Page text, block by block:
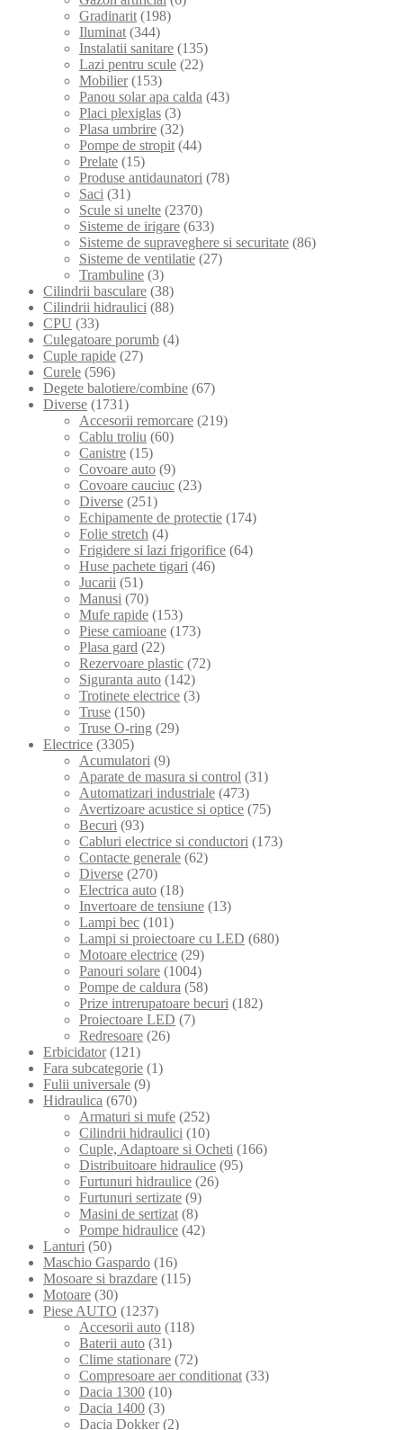
Gradinarit (198)
Iluminat (344)
Instalatii sanitare (135)
Lazi pentru scule (22)
Mobilier (153)
Panou solar apa calda (43)
Placi plexiglas (3)
Plasa umbrire (32)
Pompe de stropit (44)
Prelate (15)
Produse antidaunatori (78)
Saci (31)
Scule si unelte (2370)
Sisteme de irigare (633)
Sisteme de supraveghere si securitate (86)
Sisteme de ventilatie (27)
Trambuline (3)
Cilindrii basculare (38)
Cilindrii hidraulici (88)
CPU (33)
Culegatoare porumb (4)
Cuple rapide (27)
Curele (596)
Degete balotiere/combine (67)
Diverse (1731)
Accesorii remorcare (219)
Cablu troliu (60)
Canistre (15)
Covoare auto (9)
Covoare cauciuc (23)
Diverse (251)
Echipamente de protectie (174)
Folie stretch (4)
Frigidere si lazi frigorifice (64)
Huse pachete tigari (46)
Jucarii (51)
Manusi (70)
Mufe rapide (153)
Piese camioane (173)
Plasa gard (22)
Rezervoare plastic (72)
Siguranta auto (142)
Trotinete electrice (3)
Truse (150)
Truse O-ring (29)
Electrice (3305)
Acumulatori (9)
Aparate de masura si control (31)
Automatizari industriale (473)
Avertizoare acustice si optice (75)
Becuri (93)
Cabluri electrice si conductori (173)
Contacte generale (62)
Diverse (270)
Electrica auto (18)
Invertoare de tensiune (13)
Lampi bec (101)
Lampi si proiectoare cu LED (680)
Motoare electrice (29)
Panouri solare (1004)
Pompe de caldura (58)
Prize intrerupatoare becuri (182)
Proiectoare LED (7)
Redresoare (26)
Erbicidator (121)
Fara subcategorie (1)
Fulii universale (9)
Hidraulica (670)
Armaturi si mufe (252)
Cilindrii hidraulici (10)
Cuple, Adaptoare si Ocheti (166)
Distribuitoare hidraulice (95)
Furtunuri hidraulice (26)
Furtunuri sertizate (9)
Masini de sertizat (8)
Pompe hidraulice (42)
Lanturi (50)
Maschio Gaspardo (16)
Mosoare si brazdare (115)
Motoare (30)
Piese AUTO (1237)
Accesorii auto (118)
Baterii auto (31)
Clime stationare (72)
Compresoare aer conditionat (33)
Dacia 1300 (10)
Dacia 1400 (3)
Dacia Dokker (2)